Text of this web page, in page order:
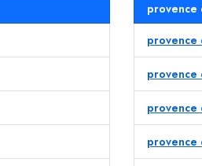
provence
provence
provence
provence
provence